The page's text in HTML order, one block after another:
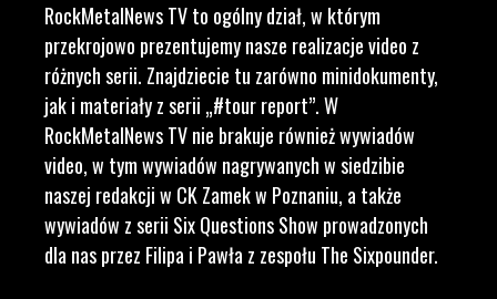
RockMetalNews TV to ogólny dział, w którym
przekrojowo prezentujemy nasze realizacje video z
różnych serii. Znajdziecie tu zarówno minidokumenty,
jak i materiały z serii „#tour report”. W
RockMetalNews TV nie brakuje również wywiadów
video, w tym wywiadów nagrywanych w siedzibie
naszej redakcji w CK Zamek w Poznaniu, a także
wywiadów z serii Six Questions Show prowadzonych
dla nas przez Filipa i Pawła z zespołu The Sixpounder.